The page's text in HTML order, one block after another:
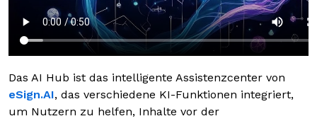
Das AI Hub ist das intelligente Assistenzcenter von
eSign.AI, das verschiedene KI-Funktionen integriert,
um Nutzern zu helfen, Inhalte vor der